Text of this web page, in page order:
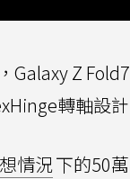
Galaxy Z
轉軸設
情況下的50